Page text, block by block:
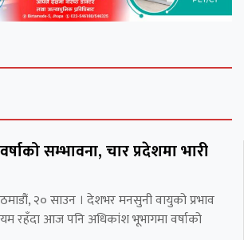
सम्भावना, चार प्रदेशमा भारी
२० साउन । देशभर मनसुनी वायुको प्रभाव
रहँदा आज पनि अधिकांश भूभागमा वर्षाको